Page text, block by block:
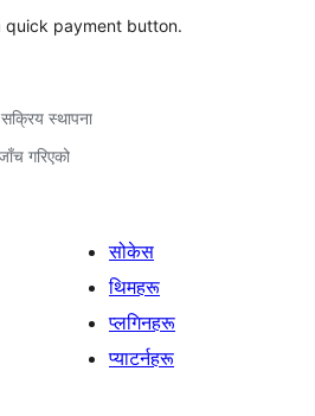
quick payment button.
स्थापना
गरिएको
सोकेस
थिमहरू
प्लगिनहरू
प्याटर्नहरू